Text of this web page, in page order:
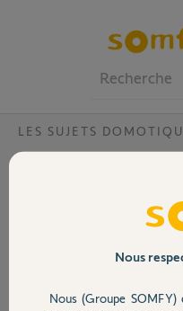
Volet
LES SUJETS
Ouverture à la
Ai-je besoin d’un kit de
ouvrir mon portail à la voix ?
de votre réponse. Bonne
Nous
Nous (Groupe